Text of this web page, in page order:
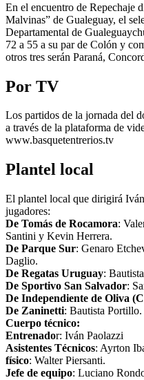
En el encuentro de Repechaje
Malvinas” de Gualeguay, el
Departamental de
72 a 55 a su par de Colón y
otros tres serán Paraná,
Por TV
Los partidos de la jornada del
a través de la plataforma de
www.basquetentrerios.tv
Plantel local
El plantel local que dirigirá
jugadores:
De Tomás de Rocamora:
Santini y Kevin Herrera.
De Parque Sur: Genaro
Daglio.
De Regatas Uruguay:
De Sportivo San Salvador:
De Independiente de Oliva
De Zaninetti: Bautista Portillo.
Cuerpo técnico:
Entrenador: Iván Paolazzi
Asistentes Técnicos: Ayrton
físico: Walter Piersanti.
Jefe de equipo: Luciano